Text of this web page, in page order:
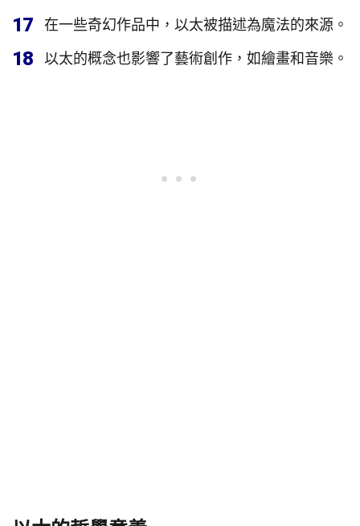
17 在一些奇幻作品中，以太被描述為魔法的來源。
18 以太的概念也影響了藝術創作，如繪畫和音樂。